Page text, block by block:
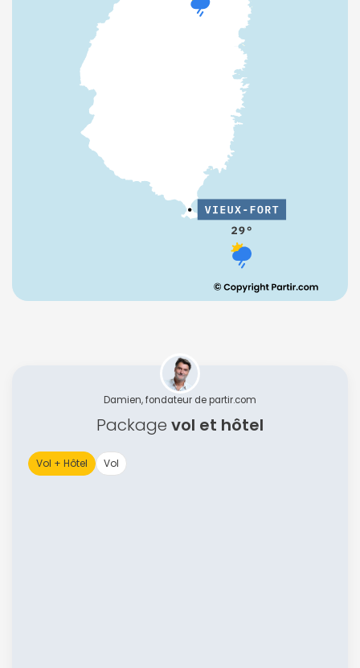
Damien, fondateur de partir.com
Package vol et hôtel
Vol + Hôtel Vol